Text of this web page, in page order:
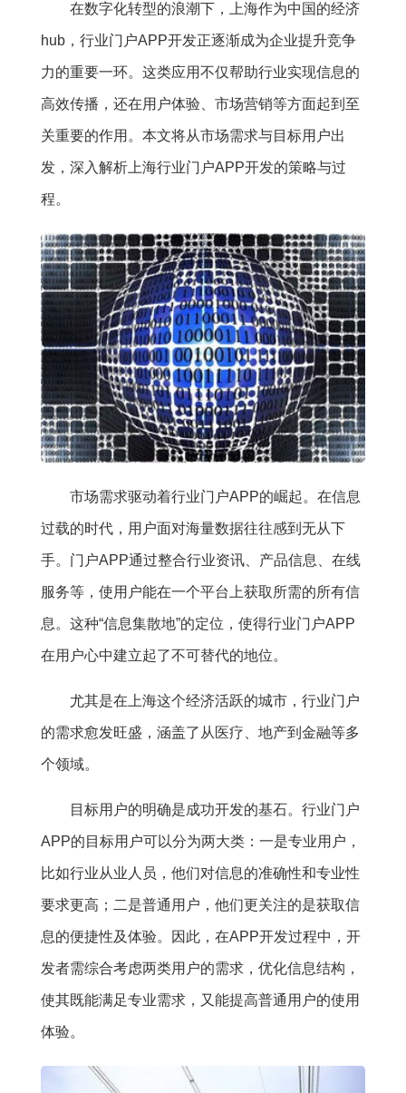
在数字化转型的浪潮下，上海作为中国的经济
hub，行业门户APP开发正逐渐成为企业提升竞争
力的重要一环。这类应用不仅帮助行业实现信息的
高效传播，还在用户体验、市场营销等方面起到至
关重要的作用。本文将从市场需求与目标用户出
发，深入解析上海行业门户APP开发的策略与过
程。
市场需求驱动着行业门户APP的崛起。在信息
过载的时代，用户面对海量数据往往感到无从下
手。门户APP通过整合行业资讯、产品信息、在线
服务等，使用户能在一个平台上获取所需的所有信
息。这种“信息集散地”的定位，使得行业门户APP
在用户心中建立起了不可替代的地位。
尤其是在上海这个经济活跃的城市，行业门户
的需求愈发旺盛，涵盖了从医疗、地产到金融等多
个领域。
目标用户的明确是成功开发的基石。行业门户
APP的目标用户可以分为两大类：一是专业用户，
比如行业从业人员，他们对信息的准确性和专业性
要求更高；二是普通用户，他们更关注的是获取信
息的便捷性及体验。因此，在APP开发过程中，开
发者需综合考虑两类用户的需求，优化信息结构，
使其既能满足专业需求，又能提高普通用户的使用
体验。